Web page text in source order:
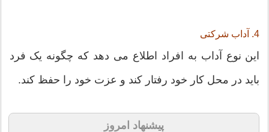
4. آداب شرکتی
این نوع آداب به افراد اطلاع می دهد که چگونه یک فرد
باید در محل کار خود رفتار کند و عزت خود را حفظ کند.
پیشنهاد امروز